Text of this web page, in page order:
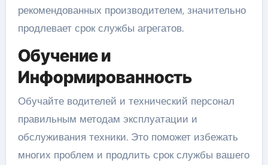
рекомендованных производителем, значительно
продлевает срок службы агрегатов.
Обучение и
Информированность
Обучайте водителей и технический персонал
правильным методам эксплуатации и
обслуживания техники. Это поможет избежать
многих проблем и продлить срок службы вашего